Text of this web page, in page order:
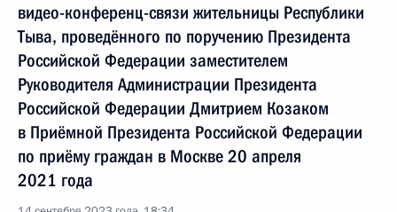
видео-конференц-связи жительницы Республики
Тыва, проведённого по поручению Президента
Российской Федерации заместителем
Руководителя Администрации Президента
Российской Федерации Дмитрием Козаком
в Приёмной Президента Российской Федерации
по приёму граждан в Москве 20 апреля
2021 года